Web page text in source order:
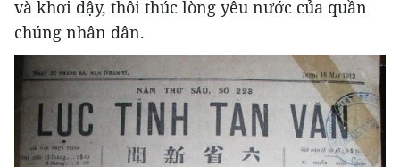
và khơi dậy, thôi thúc lòng yêu nước của quần
chúng nhân dân.